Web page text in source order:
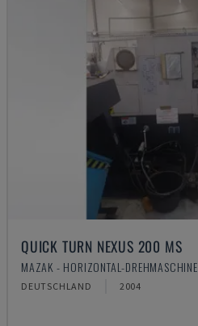
QUICK TURN NEXUS 200 MS
MAZAK - HORIZONTAL-DREHMASCHINE
DEUTSCHLAND 2004